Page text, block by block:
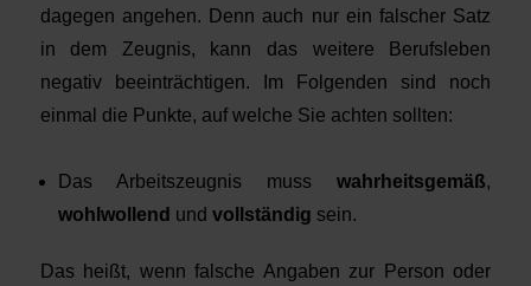
dagegen angehen. Denn auch nur ein falscher Satz
in dem Zeugnis, kann das weitere Berufsleben
negativ beeinträchtigen. Im Folgenden sind noch
einmal die Punkte, auf welche Sie achten sollten:
Das Arbeitszeugnis musswahrheitsgemäß,
wohlwollend und vollständig sein.
Das heißt, wenn falsche Angaben zur Person oder